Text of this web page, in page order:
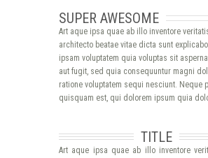
SUPER AWESOME
Art aque ipsa quae ab illo inventore
architecto beatae vitae dicta sunt
ipsam voluptatem quia voluptas sit
aut fugit, sed quia consequuntur magni
ratione voluptatem sequi nesciunt. Neque
quisquam est, qui dolorem ipsum quia
TITLE
Art aque ipsa quae ab illo inventore